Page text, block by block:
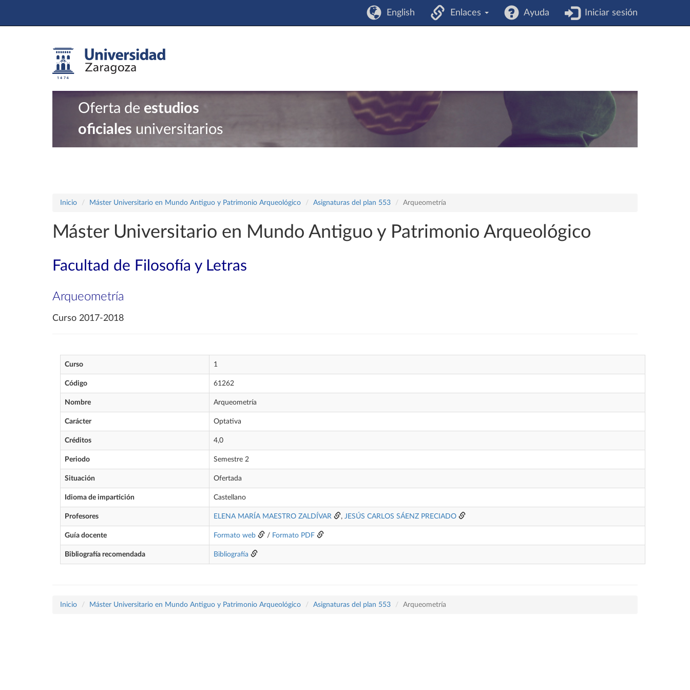
English Enlaces Ayuda Iniciar sesión
Oferta de estudios
oficiales universitarios
Inicio Máster Universitario en Mundo Antiguo y Patrimonio Arqueológico Asignaturas del plan 553 Arqueometría
Máster Universitario en Mundo Antiguo y Patrimonio Arqueológico
Facultad de Filosofía y Letras
Arqueometría
Curso 2017-2018
Curso 1
Código 61262
Nombre Arqueometría
Carácter Optativa
Créditos 4,0
Periodo Semestre 2
Situación Ofertada
Idioma de impartición Castellano
Profesores ELENA MARÍA MAESTRO ZALDÍVAR , JESÚS CARLOS SÁENZ PRECIADO
Guía docente Formato web / Formato PDF
Bibliografía recomendada Bibliografía
Inicio Máster Universitario en Mundo Antiguo y Patrimonio Arqueológico Asignaturas del plan 553 Arqueometría